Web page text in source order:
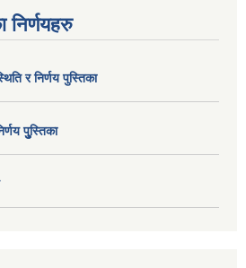
निर्णयहरु
र निर्णय पुस्तिका
पुु्स्तिका